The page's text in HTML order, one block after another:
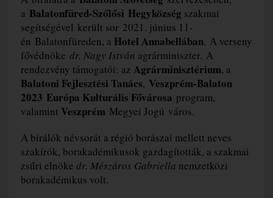
a Balatonfüred-Szőlősi Hegyközség szakmai
segítségével került sor 2021. június 11-
én Balatonfüreden, a Hotel Annabellában. A verseny
fővédnöke dr. Nagy István agrárminiszter. A
rendezvény támogatói: az Agrárminisztérium, a
Balatoni Fejlesztési Tanács, Veszprém-Balaton
2023 Európa Kulturális Fővárosa program,
valamint Veszprém Megyei Jogú város.
A bírálók névsorát a régió borászai mellett neves
szakírók, borakadémikusok gazdagították, a szakmai
zsűri elnöke dr. Mészáros Gabriella nemzetközi
borakadémikus volt.